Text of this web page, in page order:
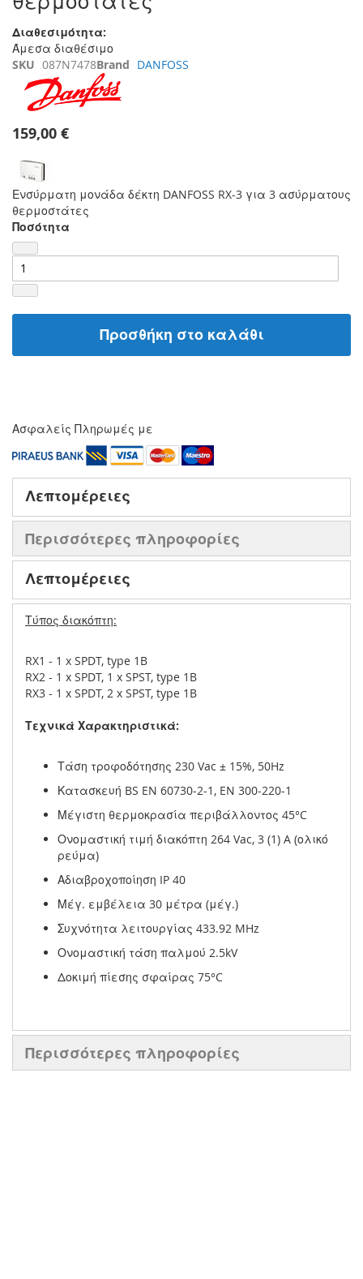
εικόνων
Διαθεσιμότητα:
Άμεσα διαθέσιμο
SKU 087N7478Brand DANFOSS
159,00 €
Ενσύρματη μονάδα δέκτη DANFOSS RX-3 για 3 ασύρματους
θερμοστάτες
Ποσότητα
Προσθήκη στο καλάθι
Ασφαλείς Πληρωμές με
Λεπτομέρειες
Περισσότερες πληροφορίες
Λεπτομέρειες
Τύπος διακόπτη:
RX1 - 1 x SPDT, type 1B
RX2 - 1 x SPDT, 1 x SPST, type 1B
RX3 - 1 x SPDT, 2 x SPST, type 1B
Τεχνικά Χαρακτηριστικά:
Τάση τροφοδότησης 230 Vac ± 15%, 50Hz
Κατασκευή BS EN 60730-2-1, EN 300-220-1
Μέγιστη θερμοκρασία περιβάλλοντος 45°C
Ονομαστική τιμή διακόπτη 264 Vac, 3 (1) A (ολικό
ρεύμα)
Αδιαβροχοποίηση IP 40
Μέγ. εμβέλεια 30 μέτρα (μέγ.)
Συχνότητα λειτουργίας 433.92 MHz
Ονομαστική τάση παλμού 2.5kV
Δοκιμή πίεσης σφαίρας 75°C
Περισσότερες πληροφορίες